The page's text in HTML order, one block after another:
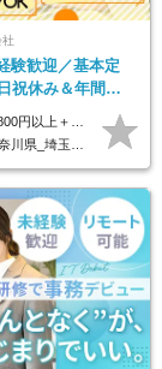
験歓迎／基本定
祝休み＆年間休
与年2回／研修制
ートOK
は別途支給 ※経験・年齢を考慮の上、当社規定により決定 ※試用期間6ヵ月間（待遇に差異なし）
_埼玉県_千葉県